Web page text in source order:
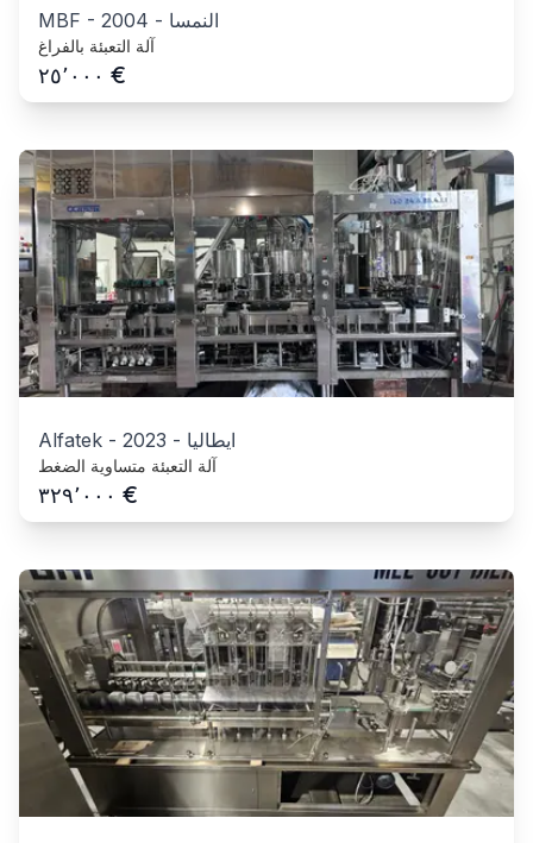
MBF - 2004 - النمسا
آلة التعبئة بالفراغ
٢٥٬٠٠٠ €
Alfatek - 2023 - ايطاليا
آلة التعبئة متساوية الضغط
٣٢٩٬٠٠٠ €